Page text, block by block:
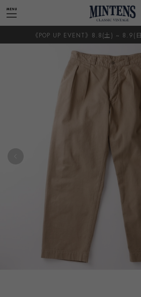
《POP UP EVENT》8.8(土) ~ 8.9(日)